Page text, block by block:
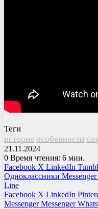
Теги
история особенности
21.11.2024
0 Время чтения: 6 мин.
Facebook X LinkedIn
Одноклассники Messenger
Line
Facebook X LinkedIn
Messenger Messenger